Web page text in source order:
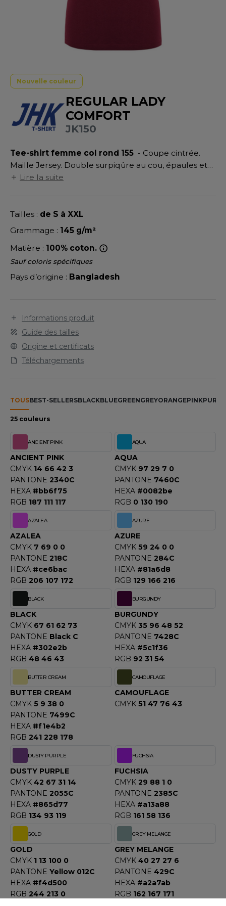
DE SERIE
VISIBILITE
DE MAISON
IN EUROPE
LABEL / TEAR AWAY
VETEMENTS
SHIRT
SHIRT
PROFESSIONNELLE
- BLOUSON
YOUR BRAND
SI ON L'APPELAIT FRANCIS
BY PROMODORO
ROW
OF THE LOOM
- BLANKS
COOL
HOODS
T'S
SERIE
GEN
MORNING STUDIOS
SEGURIDAD
DUICK
DE LA MER
DEVENEZ REVENDEUR
Nouvelle couleur
REGULAR LADY
COMFORT
JK150
Tee-shirt femme col rond 155
Maille Jersey. Double surpiqûre au cou, épaules et
taille. Coutures latérales.
Lire la suite
Tailles : de S à XXL
Grammage : 145 g/m²
Matière : 100% coton.
Sauf coloris spécifiques
Pays d’origine : Bangladesh
Informations produit
Guide des tailles
Origine et certificats
Téléchargements
TOUSBEST-SELLERSBLACKBLUEGREENGREYORANGEPINK
25 couleurs
ANCIENT PINK
ANCIENT PINK
CMYK 14 66 42 3
PANTONE 2340C
HEXA #bb6f75
RGB 187 111 117
AQUA
AQUA
CMYK 97 29 7 0
PANTONE 7460C
HEXA #0082be
RGB 0 130 190
AZALEA
AZALEA
CMYK 7 69 0 0
PANTONE 218C
HEXA #ce6bac
RGB 206 107 172
AZURE
AZURE
CMYK 59 24 0 0
PANTONE 284C
HEXA #81a6d8
RGB 129 166 216
BLACK
BLACK
CMYK 67 61 62 73
PANTONE Black C
HEXA #302e2b
RGB 48 46 43
BURGUNDY
BURGUNDY
CMYK 35 96 48 52
PANTONE 7428C
HEXA #5c1f36
RGB 92 31 54
BUTTER CREAM
BUTTER CREAM
CMYK 5 9 38 0
PANTONE 7499C
HEXA #f1e4b2
RGB 241 228 178
CAMOUFLAGE
CAMOUFLAGE
CMYK 51 47 76 43
DUSTY PURPLE
DUSTY PURPLE
CMYK 42 67 31 14
PANTONE 2055C
HEXA #865d77
RGB 134 93 119
FUCHSIA
FUCHSIA
CMYK 29 88 1 0
PANTONE 2385C
HEXA #a13a88
RGB 161 58 136
GOLD
GOLD
CMYK 1 13 100 0
PANTONE Yellow 012C
HEXA #f4d500
RGB 244 213 0
GREY MELANGE
GREY MELANGE
CMYK 40 27 27 6
PANTONE 429C
HEXA #a2a7ab
RGB 162 167 171